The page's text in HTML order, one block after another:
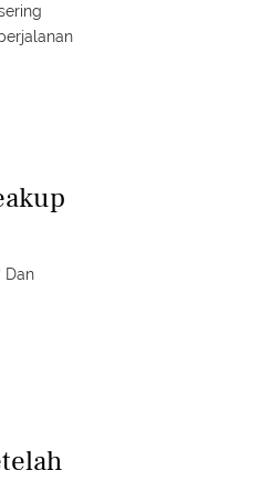
Dan